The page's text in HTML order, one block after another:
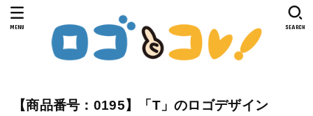
SEARCH
MENU
【商品番号：0195】「T」のロゴデザイン